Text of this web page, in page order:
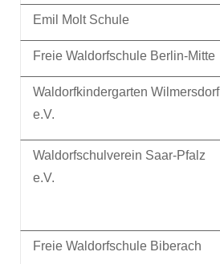
Emil Molt Schule
Freie Waldorfschule Berlin-Mitte
Waldorfkindergarten Wilmersdorf
e.V.
Waldorfschulverein Saar-Pfalz
e.V.
Freie Waldorfschule Biberach